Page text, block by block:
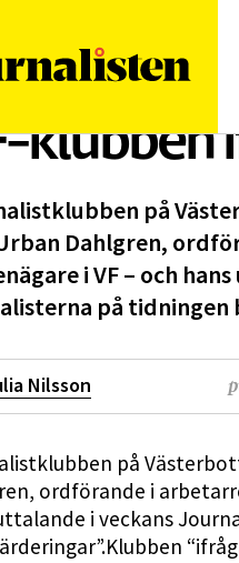
klubben
på
Dahlgren,
i VF – och
på tidningen
Nilsson
på
ordförande i
i veckans